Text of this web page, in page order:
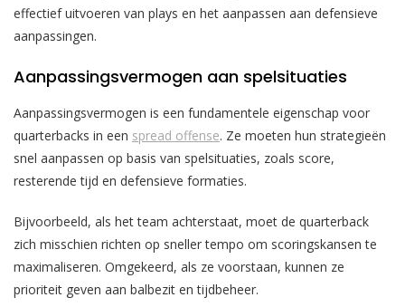
effectief uitvoeren van plays en het aanpassen aan defensieve
aanpassingen.
Aanpassingsvermogen aan spelsituaties
Aanpassingsvermogen is een fundamentele eigenschap voor
quarterbacks in een spread offense. Ze moeten hun strategieën
snel aanpassen op basis van spelsituaties, zoals score,
resterende tijd en defensieve formaties.
Bijvoorbeeld, als het team achterstaat, moet de quarterback
zich misschien richten op sneller tempo om scoringskansen te
maximaliseren. Omgekeerd, als ze voorstaan, kunnen ze
prioriteit geven aan balbezit en tijdbeheer.